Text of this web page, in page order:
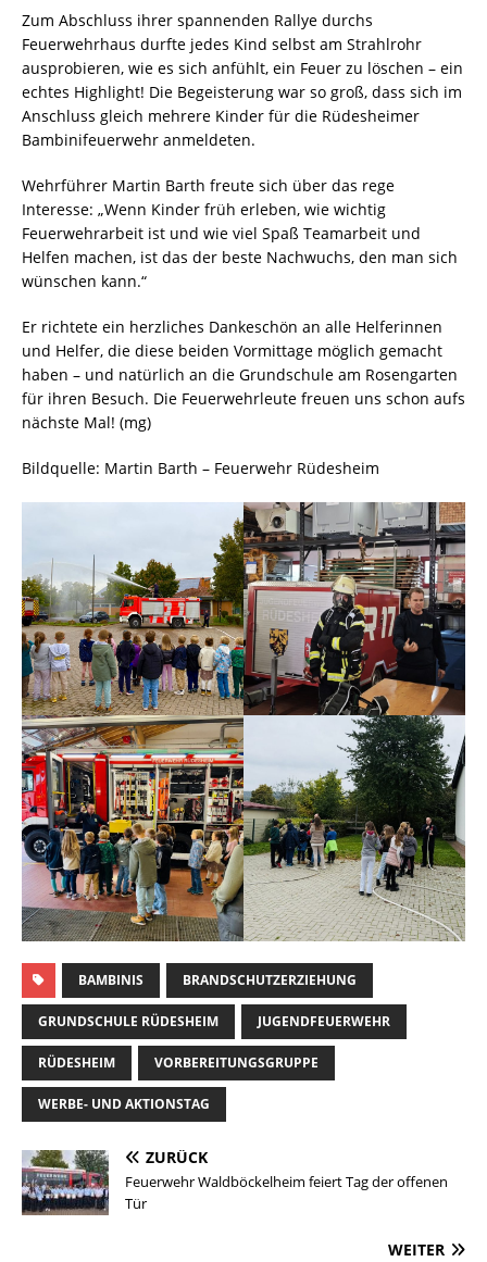
Zum Abschluss ihrer spannenden Rallye durchs
Feuerwehrhaus durfte jedes Kind selbst am Strahlrohr
ausprobieren, wie es sich anfühlt, ein Feuer zu löschen – ein
echtes Highlight! Die Begeisterung war so groß, dass sich im
Anschluss gleich mehrere Kinder für die Rüdesheimer
Bambinifeuerwehr anmeldeten.
Wehrführer Martin Barth freute sich über das rege
Interesse: „Wenn Kinder früh erleben, wie wichtig
Feuerwehrarbeit ist und wie viel Spaß Teamarbeit und
Helfen machen, ist das der beste Nachwuchs, den man sich
wünschen kann.“
Er richtete ein herzliches Dankeschön an alle Helferinnen
und Helfer, die diese beiden Vormittage möglich gemacht
haben – und natürlich an die Grundschule am Rosengarten
für ihren Besuch. Die Feuerwehrleute freuen uns schon aufs
nächste Mal! (mg)
Bildquelle: Martin Barth – Feuerwehr Rüdesheim
BAMBINIS BRANDSCHUTZERZIEHUNG
GRUNDSCHULE RÜDESHEIM JUGENDFEUERWEHR
RÜDESHEIM VORBEREITUNGSGRUPPE
WERBE- UND AKTIONSTAG
ZURÜCK
Feuerwehr Waldböckelheim feiert Tag der offenen
Tür
WEITER